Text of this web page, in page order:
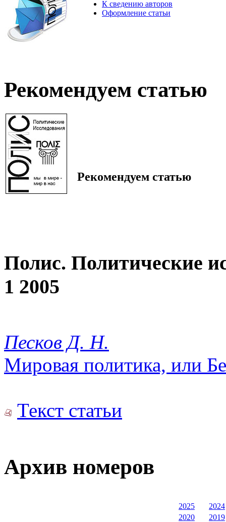
К сведению авторов
Оформление статьи
Рекомендуем статью
Рекомендуем статью
Полис. Политические
1 2005
Песков Д. Н.
Мировая политика, или
Текст статьи
Архив номеров
2025
2024
2020
2019